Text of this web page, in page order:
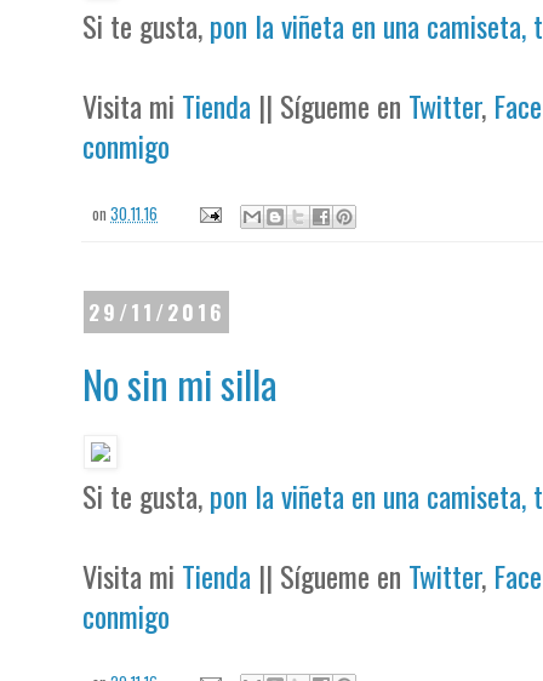
Si te gusta,pon la viñeta en una camiseta,
Visita mi Tienda || Sígueme en Twitter,
conmigo
on30.11.16
29/11/2016
No sin mi silla
Si te gusta,pon la viñeta en una camiseta,
Visita mi Tienda || Sígueme en Twitter,
conmigo